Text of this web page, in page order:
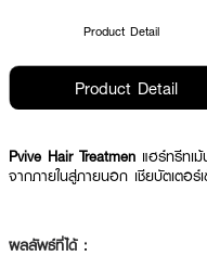
Product Detail
Product Detail
Pvive Hair Treatmen แฮร์ทรีทเ
จากภายในสู่ภายนอก เชียบัตเตอ
ผลลัพธ์ที่ได้ :